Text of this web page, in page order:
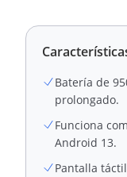
Batería de
prolongado.
Funciona
Android 13.
Pantalla